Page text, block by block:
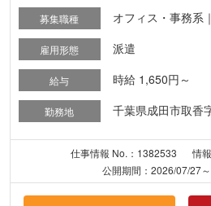
募集職種 オフィス・事務系
雇用形態 派遣
給与 時給 1,650円～
勤務地 千葉県成田市取香
仕事情報 No.：1382533
情
公開期間：2026/07/27